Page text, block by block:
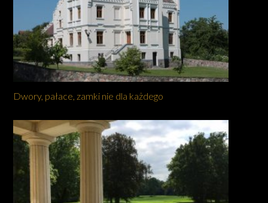
Dwory, pałace, zamki nie dla każdego